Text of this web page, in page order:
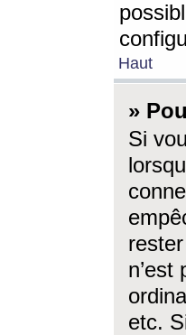
Haut
»
Si
n’est
etc.